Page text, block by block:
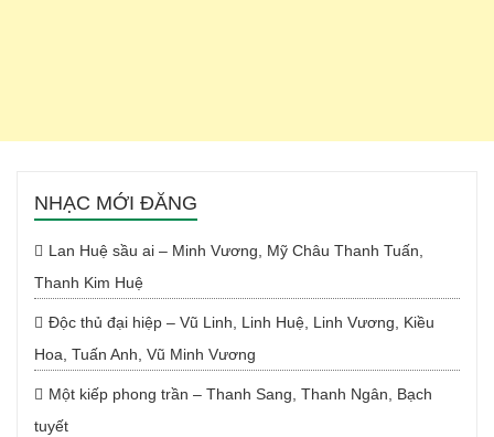
NHẠC MỚI ĐĂNG
Lan Huệ sầu ai – Minh Vương, Mỹ Châu Thanh Tuấn,
Thanh Kim Huệ
Độc thủ đại hiệp – Vũ Linh, Linh Huệ, Linh Vương, Kiều
Hoa, Tuấn Anh, Vũ Minh Vương
Một kiếp phong trần – Thanh Sang, Thanh Ngân, Bạch
tuyết